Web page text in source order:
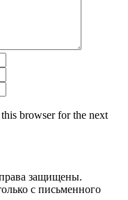
browser for the next
защищены.
с письменного